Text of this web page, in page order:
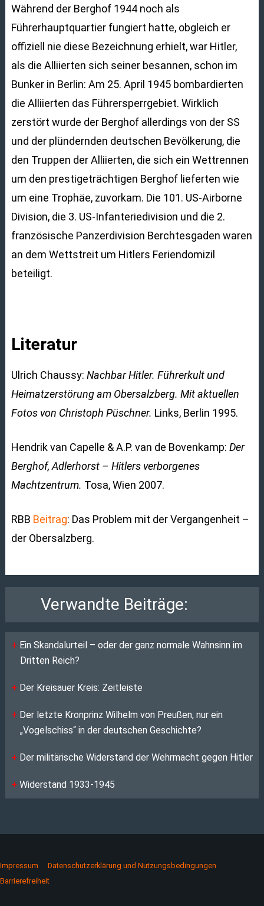
Während der Berghof 1944 noch als
Führerhauptquartier fungiert hatte, obgleich er
offiziell nie diese Bezeichnung erhielt, war Hitler,
als die Alliierten sich seiner besannen, schon im
Bunker in Berlin: Am 25. April 1945 bombardierten
die Alliierten das Führersperrgebiet. Wirklich
zerstört wurde der Berghof allerdings von der SS
und der plündernden deutschen Bevölkerung, die
den Truppen der Alliierten, die sich ein Wettrennen
um den prestigeträchtigen Berghof lieferten wie
um eine Trophäe, zuvorkam. Die 101. US-Airborne
Division, die 3. US-Infanteriedivision und die 2.
französische Panzerdivision Berchtesgaden waren
an dem Wettstreit um Hitlers Feriendomizil
beteiligt.
Literatur
Ulrich Chaussy: Nachbar Hitler. Führerkult und
Heimatzerstörung am Obersalzberg. Mit aktuellen
Fotos von Christoph Püschner. Links, Berlin 1995.
Hendrik van Capelle & A.P. van de Bovenkamp: Der
Berghof, Adlerhorst – Hitlers verborgenes
Machtzentrum. Tosa, Wien 2007.
RBB Beitrag: Das Problem mit der Vergangenheit –
der Obersalzberg.
Verwandte Beiträge:
Ein Skandalurteil – oder der ganz normale Wahnsinn im
Dritten Reich?
Der Kreisauer Kreis: Zeitleiste
Der letzte Kronprinz Wilhelm von Preußen, nur ein
„Vogelschiss“ in der deutschen Geschichte?
Der militärische Widerstand der Wehrmacht gegen Hitler
Widerstand 1933-1945
Impressum
Datenschutzerklärung und Nutzungsbedingungen
Barrierefreiheit